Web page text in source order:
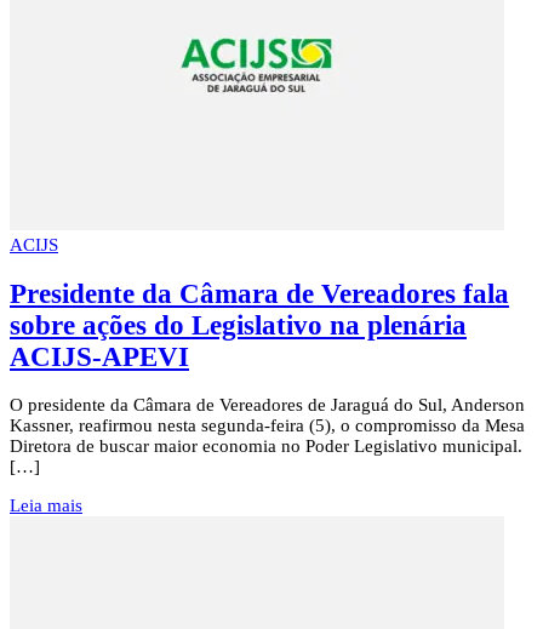
ACIJS
Presidente da Câmara de Vereadores fala
sobre ações do Legislativo na plenária
ACIJS-APEVI
O presidente da Câmara de Vereadores de Jaraguá do Sul, Anderson
Kassner, reafirmou nesta segunda-feira (5), o compromisso da Mesa
Diretora de buscar maior economia no Poder Legislativo municipal.
[…]
Leia mais